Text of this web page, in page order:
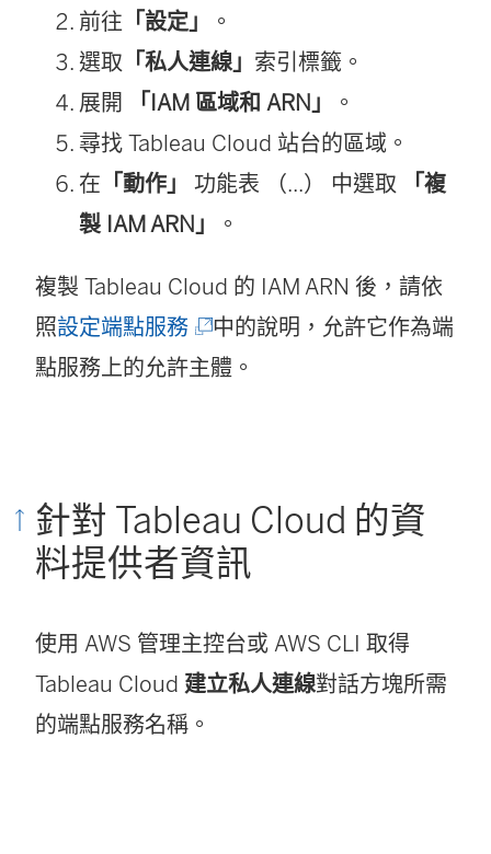
前往 「設定」
。
選取 「私人連線」 索引標籤。
展開
「IAM 區域和 ARN」
。
尋找 Tableau Cloud 站台的區域。
在 「動作」 功能表 （...） 中選取
「複
製 IAM ARN」
。
複製 Tableau Cloud 的 IAM ARN 後，請依
照設定端點服務(
連
視
窗
啟
)
中的說明，允許它作為端
點服務上的允許主體。
針對 Tableau Cloud 的資
料提供者資訊
使用 AWS 管理主控台或 AWS CLI 取得
Tableau Cloud 建立私人連線對話方塊所需
的端點服務名稱。